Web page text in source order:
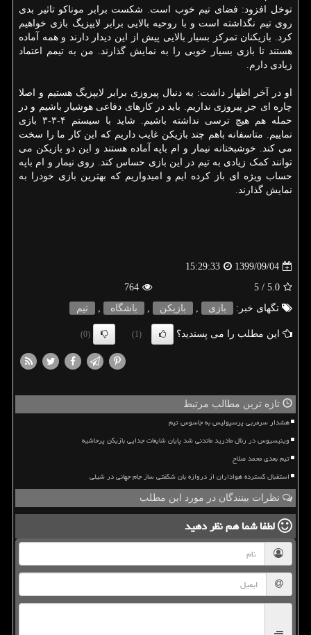
توخل افزود: فضای تیم خوب است. شکست برابر موناکو تاثیر بدی
روی تیم نگذاشته است و با روحیه بالایی برابر لایپزیگ بازی خواهیم
کرد. بازیکنان تمرکز بسیار بالایی پیش از این دیدار دارند و همه آماده
هستند تا بازی بسیار خوبی را به نمایش گذارند. من به تیمم اعتماد
زیادی دارم.
او در آخر اظهار داشت: به دنبال پیروزی برابر لایپزیگ هستیم و اصلا
چاره ای جز پیروزی نداریم. باید در کارهای دفاعی هوشیار باشیم و در
حمله هم هیچ ترسی نداشته باشیم. شاید با سیستم ۴-۳-۳ بازی
نماییم. متاسفانه باهم چند بازیکن غایب داریم که این کار ما را سخت
می کند. خوشبختانه نیمار و ام باپه آماده هستند و این دو بازیکن می
توانند کمک زیادی به تیم در این بازی حساس کند. روی نیمار و ام باپه
حساب ویژه ای باز کرده ایم و امیدواریم که بهترین بازی خودرا به
نمایش گذارند.
1399/09/04
15:29:33
5.0
/ 5
764
تگهای خبر:
بازی , بازیكن , باشگاه , تیم
این مطلب را می پسندید؟ (1)
(0)
تازه ترین مطالب مرتبط
هشدار سرمربی پرسپولیس به جاسوس تیم
وینیسیوس در رئال مادرید ماندنی شد پایان شایعات جدایی بازیکن پرحاشیه
تیم بعدی محمد صلاح
استقبال گسترده هواداران از دروازه بان شگفتی ساز جام جهانی در شیلی
نظرات بینندگان در مورد این مطلب
لطفا شما همنظر دهید